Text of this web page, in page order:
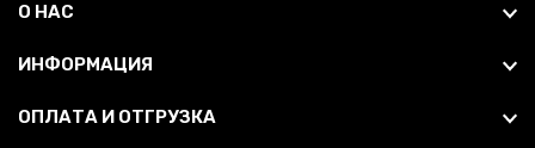
О НАС
ИНФОРМАЦИЯ
ОПЛАТА И ОТГРУЗКА